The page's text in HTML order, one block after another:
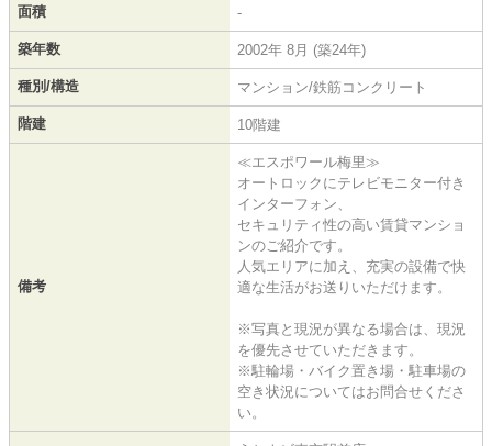
面積 -
築年数 2002年 8月 (築24年)
種別/構造 マンション/鉄筋コンクリート
階建 10階建
備考
≪エスポワール梅里≫
オートロックにテレビモニター付き
インターフォン、
セキュリティ性の高い賃貸マンショ
ンのご紹介です。
人気エリアに加え、充実の設備で快
適な生活がお送りいただけます。
※写真と現況が異なる場合は、現況
を優先させていただきます。
※駐輪場・バイク置き場・駐車場の
空き状況についてはお問合せくださ
い。